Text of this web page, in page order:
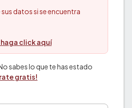
datos si se encuentra
click aquí
sabes lo que te has estado
gratis!